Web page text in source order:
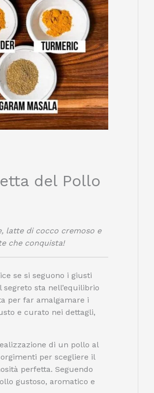
del Pollo
latte di cocco cremoso e
che conquista!
se si seguono i giusti
sta nell’equilibrio
per far amalgamare i
e curato nei dettagli,
di un pollo al
per scegliere il
perfetta. Seguendo
gustoso, aromatico e